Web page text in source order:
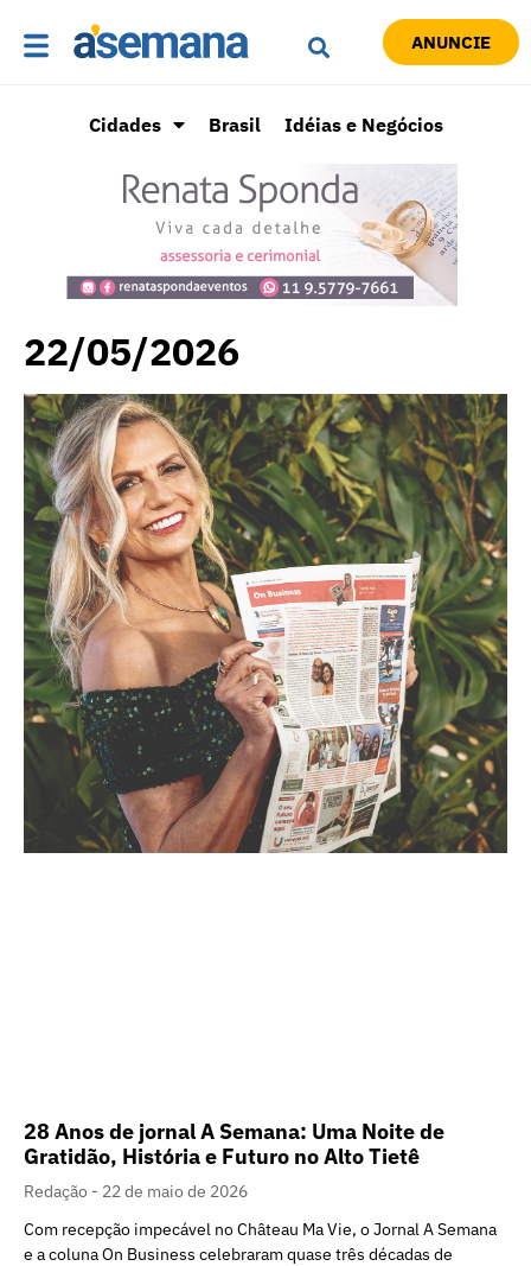
ANUNCIE
Cidades Brasil Idéias e Negócios
22/05/2026
28 Anos de jornal A Semana: Uma Noite de
Gratidão, História e Futuro no Alto Tietê
Redação
22 de maio de 2026
Com recepção impecável no Château Ma Vie, o Jornal A Semana
e a coluna On Business celebraram quase três décadas de